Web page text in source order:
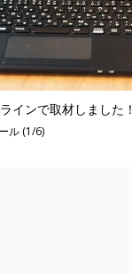
インで取材しました！
ル (1/6)